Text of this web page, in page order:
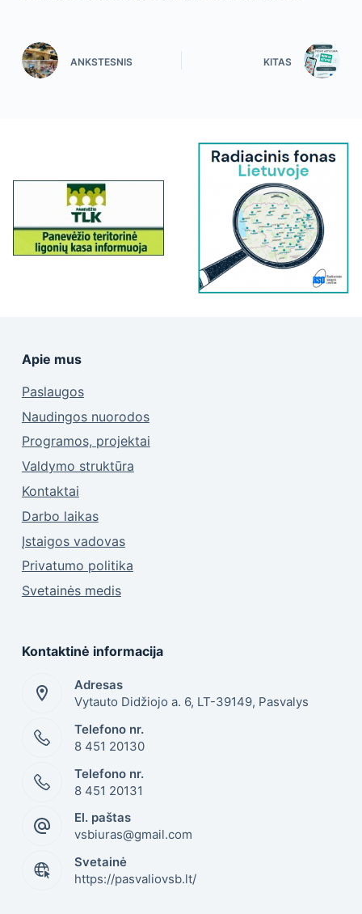
ANKSTESNIS KITAS
Apie mus
Paslaugos
Naudingos nuorodos
Programos, projektai
Valdymo struktūra
Kontaktai
Darbo laikas
Įstaigos vadovas
Privatumo politika
Svetainės medis
Kontaktinė informacija
Adresas
Vytauto Didžiojo a. 6, LT-39149, Pasvalys
Telefono nr.
8 451 20130
Telefono nr.
8 451 20131
El. paštas
vsbiuras@gmail.com
Svetainė
https://pasvaliovsb.lt/